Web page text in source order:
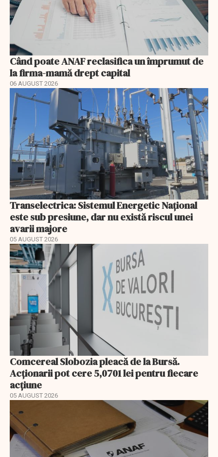
Când poate ANAF reclasifica un împrumut de
la firma-mamă drept capital
06 AUGUST 2026
Transelectrica: Sistemul Energetic Național
este sub presiune, dar nu există riscul unei
avarii majore
05 AUGUST 2026
Comcereal Slobozia pleacă de la Bursă.
Acționarii pot cere 5,0701 lei pentru fiecare
acțiune
05 AUGUST 2026